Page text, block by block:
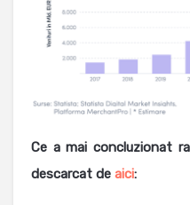
Ce a mai concluzionat
descarcat de aici: